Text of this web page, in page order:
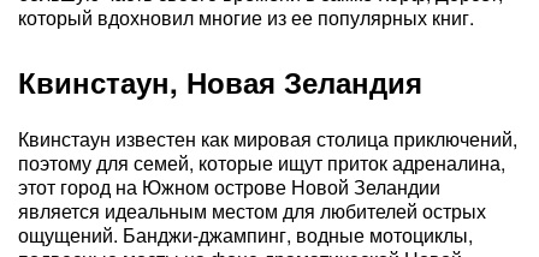
который вдохновил многие из ее популярных книг.
Квинстаун, Новая Зеландия
Квинстаун известен как мировая столица приключений,
поэтому для семей, которые ищут приток адреналина,
этот город на Южном острове Новой Зеландии
является идеальным местом для любителей острых
ощущений. Банджи-джампинг, водные мотоциклы,